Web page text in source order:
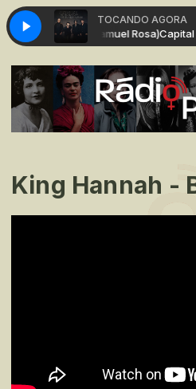
TOCANDO AGORA
Que Vai (feat. Samuel Rosa)Capital
King Hannah -